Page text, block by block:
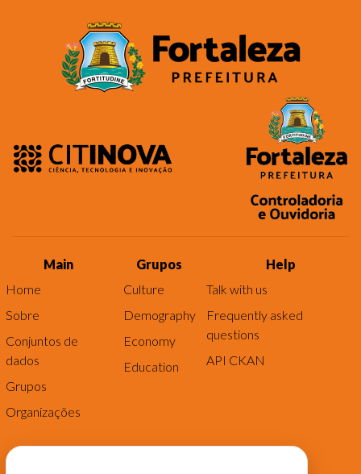
Main
Home
Sobre
Conjuntos de
dados
Grupos
Organizações
Grupos
Culture
Demography
Economy
Education
Help
Talk with us
Frequently asked
questions
API CKAN